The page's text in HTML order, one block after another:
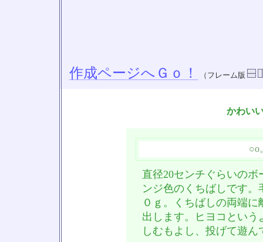
作成ページへＧｏ！ （フレーム版
かわい
○o
直径20センチぐらいの
ンジ色のくちばしです
０ｇ。くちばしの両端
出します。ヒヨコとい
しむもよし、投げて遊ん